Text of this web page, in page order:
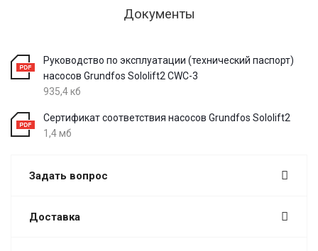
Документы
Руководство по эксплуатации (технический паспорт)
насосов Grundfos Sololift2 CWC-3
935,4 кб
Сертификат соответствия насосов Grundfos Sololift2
1,4 мб
Задать вопрос
Доставка